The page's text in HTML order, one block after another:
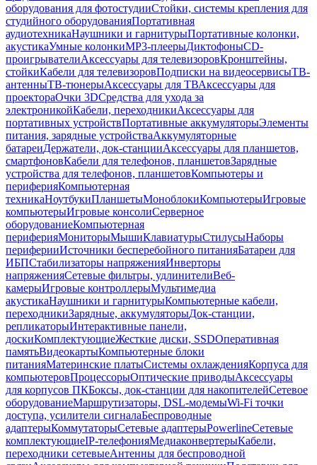
оборудования для фотостудииСтойки, системы крепления для
студийного оборудованияПортативная
аудиотехникаНаушники и гарнитурыПортативные колонки,
акустикаУмные колонкиMP3-плеерыДиктофоныCD-
проигрывателиАксессуары для телевизоровКронштейны,
стойкиКабели для телевизоровПодписки на видеосервисыТВ-
антенныТВ-тюнерыАксессуары для ТВАксессуары для
проектораОчки 3DСредства для ухода за
электроникойКабели, переходникиАксессуары для
портативных устройствПортативные аккумуляторыЭлементы
питания, зарядные устройстваАккумуляторные
батареиДержатели, док-станцииАксессуары для планшетов,
смартфоновКабели для телефонов, планшетовЗарядные
устройства для телефонов, планшетовКомпьютеры и
периферияКомпьютерная
техникаНоутбукиПланшетыМоноблокиКомпьютерыИгровые
компьютерыИгровые консолиСерверное
оборудованиеКомпьютерная
периферияМониторыМышиКлавиатурыСтилусыНаборы
периферииИсточники бесперебойного питанияБатареи для
ИБПСтабилизаторы напряженияИнверторы
напряженияСетевые фильтры, удлинителиВеб-
камерыИгровые контроллерыМультимедиа
акустикаНаушники и гарнитурыКомпьютерные кабели,
переходникиЗарядные, аккумуляторыДок-станции,
репликаторыИнтерактивные панели,
доскиКомплектующиеЖесткие диски, SSDОперативная
памятьВидеокартыКомпьютерные блоки
питанияМатеринские платыСистемы охлажденияКорпуса для
компьютеровПроцессорыОптические приводыАксессуары
для корпусов ПКБоксы, док-станции для накопителейСетевое
оборудованиеМаршрутизаторы, DSL-модемыWi-Fi точки
доступа, усилители сигналаБеспроводные
адаптерыКоммутаторыСетевые адаптерыPowerlineСетевые
комплектующиеIP-телефонияМедиаконвертерыКабели,
переходники сетевыеАнтенны для беспроводной